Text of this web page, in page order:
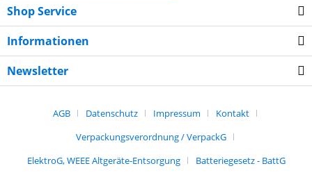
Shop Service
Informationen
Newsletter
AGB Datenschutz Impressum
Kontakt
Verpackungsverordnung / VerpackG
ElektroG, WEEE Altgeräte-Entsorgung
Batteriegesetz - BattG